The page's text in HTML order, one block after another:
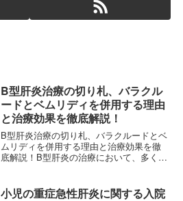
B型肝炎治療の切り札、バラクル
ードとベムリディを併用する理由
と治療効果を徹底解説！
B型肝炎治療の切り札、バラクルードとベ
ムリディを併用する理由と治療効果を徹
底解説！B型肝炎の治療において、多くの
「ベムリディ（一般名：テノホビルアラ
小児の重症急性肝炎に関する入院